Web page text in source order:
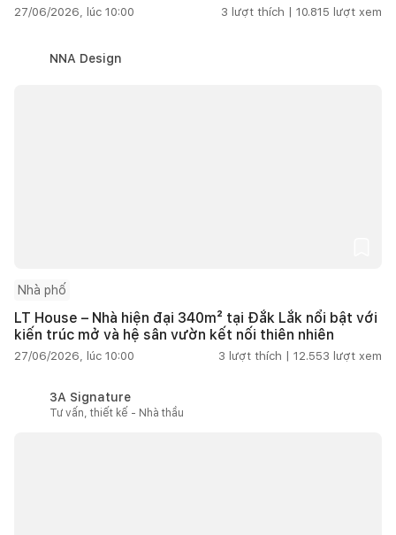
27/06/2026, lúc 10:00 3 lượt thích | 10.815 lượt xem
NNA Design
Nhà phố
LT House – Nhà hiện đại 340m² tại Đắk Lắk nổi bật với
kiến trúc mở và hệ sân vườn kết nối thiên nhiên
27/06/2026, lúc 10:00 3 lượt thích | 12.553 lượt xem
3A Signature
Tư vấn, thiết kế - Nhà thầu